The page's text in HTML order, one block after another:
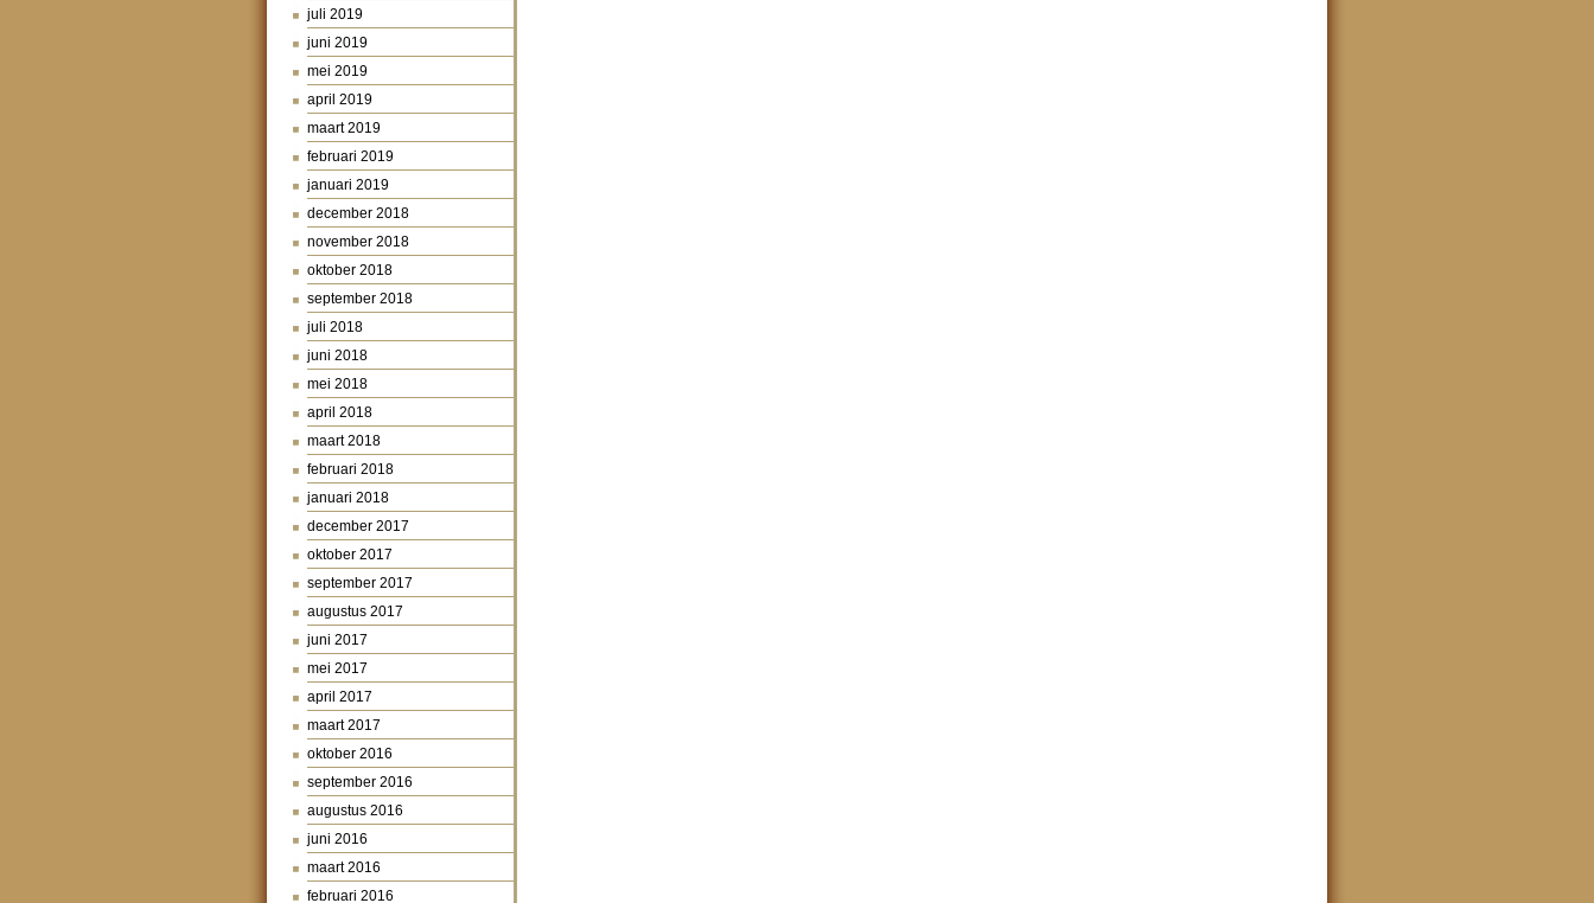
juli 2019
juni 2019
mei 2019
april 2019
maart 2019
februari 2019
januari 2019
december 2018
november 2018
oktober 2018
september 2018
juli 2018
juni 2018
mei 2018
april 2018
maart 2018
februari 2018
januari 2018
december 2017
oktober 2017
september 2017
augustus 2017
juni 2017
mei 2017
april 2017
maart 2017
oktober 2016
september 2016
augustus 2016
juni 2016
maart 2016
februari 2016